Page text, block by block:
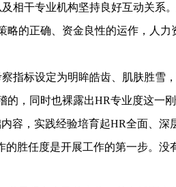
相干专业机构坚持良好互动关系
略的正确、资金良性的运作，人力
指标设定为明眸皓齿、肌肤胜雪
的，同时也裸露出HR专业度这一
容，实践经验培育起HR全面、深
胜任度是开展工作的第一步。没